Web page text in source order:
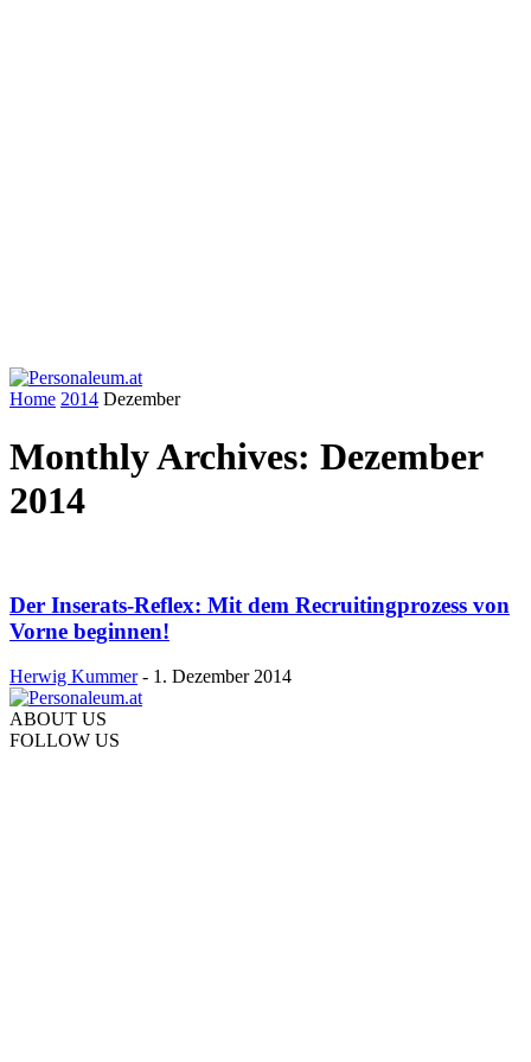
Home 2014 Dezember
Monthly Archives: Dezember
2014
Der Inserats-Reflex: Mit dem Recruitingprozess von
Vorne beginnen!
Herwig Kummer - 1. Dezember 2014
ABOUT US
FOLLOW US